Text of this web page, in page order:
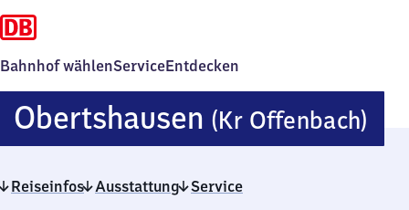
Bahnhof wählenServiceEntdecken
Obertshausen (Kr Offenbach)
Reiseinfos Ausstattung Service